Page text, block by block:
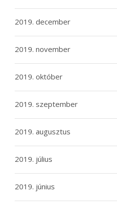
2019. december
2019. november
2019. október
2019. szeptember
2019. augusztus
2019. július
2019. június